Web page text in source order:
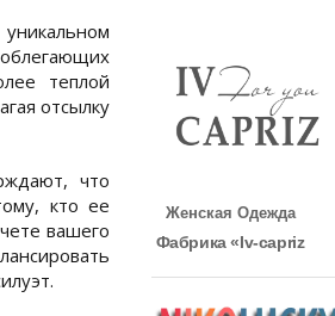
теплой
отсылку
что
кто ее
вашего
Женская Одежда
Фабрика «Iv-capriz